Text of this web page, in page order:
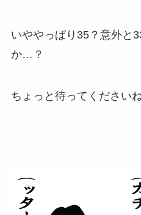
いややっぱり35？意外と
か…？
ちょっと待ってください